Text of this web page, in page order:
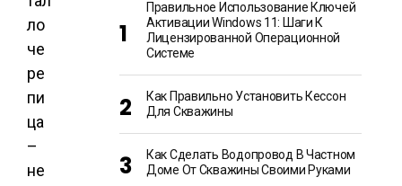
ло
че
ре
пи
ца
–
не
Правильное Использование Ключей
Активации Windows 11: Шаги К
Лицензированной Операционной
Системе
Как Правильно Установить Кессон
Для Скважины
Как Сделать Водопровод В Частном
Доме От Скважины Своими Руками